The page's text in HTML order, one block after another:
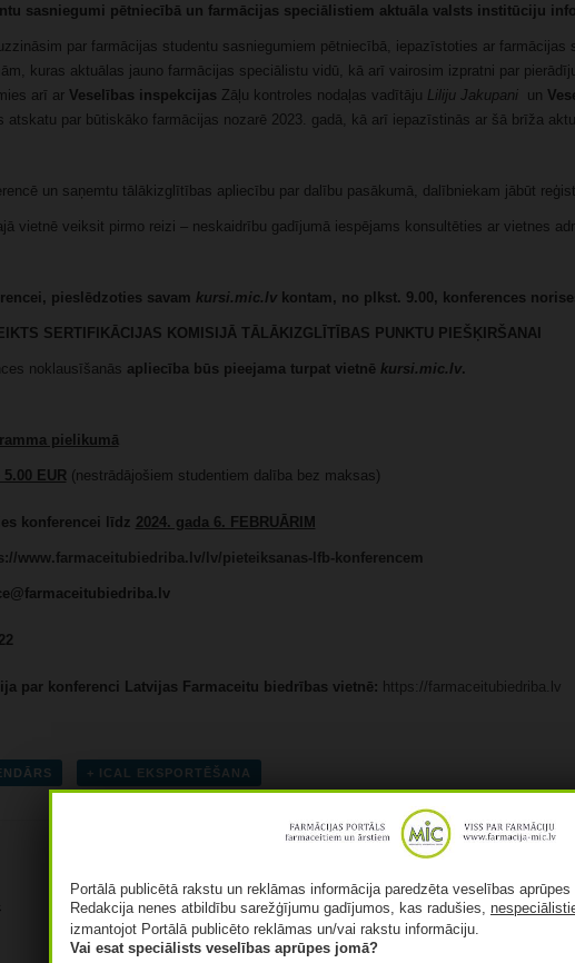
sasniegumi pētniecībā un farmācijas speciālistiem aktuāla valsts institūciju
par farmācijas studentu sasniegumiem pētniecībā, iepazīstoties ar
kuras aktuālas jauno farmācijas speciālistu vidū, kā arī vairosim izpratni par
arī ar Veselības inspekcijas Zāļu kontroles nodaļas vadītāju Liliju Jakupaniun
atskatu par būtiskāko farmācijas nozarē 2023. gadā, kā arī iepazīstinās ar šā brīža
un saņemtu tālākizglītības apliecību par dalību pasākumā, dalībniekam jābūt
vietnē veiksit pirmo reizi – neskaidrību gadījumā iespējams konsultēties ar vietnes
pieslēdzoties savam kursi.mic.lvkontam, no plkst. 9.00, konferences
SERTIFIKĀCIJAS KOMISIJĀ TĀLĀKIZGLĪTĪBAS PUNKTU PIEŠĶIRŠANAI
noklausīšanās apliecība būs pieejama turpat vietnē kursi.mic.lv.
pielikumā
EUR (nestrādājošiem studentiem dalība bez maksas)
konferencei līdz 2024. gada 6. FEBRUĀRIM
www.farmaceitubiedriba.lv/lv/pieteiksanas-lfb-konferencem
par konferenci Latvijas Farmaceitu biedrības vietnē: https://farmaceitubiedriba.lv
+ ICAL EKSPORTĒŠANA
kursi.mic.lv
http://www.kursi.mic.lv
Rīga, Latvia + Google Karte
Portālā publicētā rakstu un reklāmas informācija paredzēta veselības aprūpes
Redakcija nenes atbildību sarežģījumu gadījumos, kas radušies,
izmantojot Portālā publicēto reklāmas un/vai rakstu informāciju.
Vai esat speciālists veselības aprūpes jomā?